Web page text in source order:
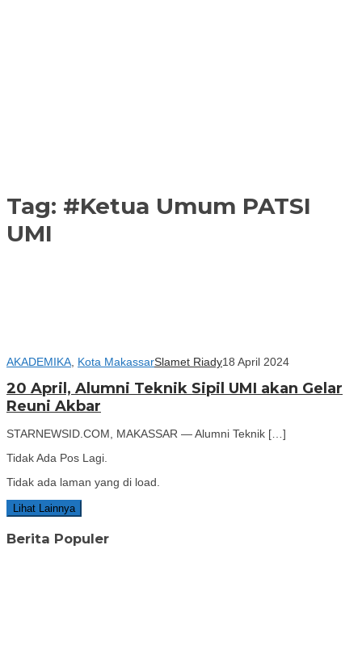
Tag: #Ketua Umum PATSI
UMI
AKADEMIKA Kota MakassarSlamet Riady18 April 2024
20 April, Alumni Teknik Sipil UMI akan Gelar
Reuni Akbar
STARNEWSID.COM, MAKASSAR — Alumni Teknik […]
Tidak Ada Pos Lagi.
Tidak ada laman yang di load.
Lihat Lainnya
Berita Populer